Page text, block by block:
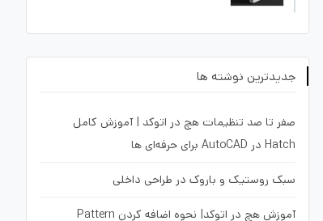
جدیدترین نوشته ها
صفر تا صد تنظیمات هچ در اتوکد | آموزش کامل
Hatch در AutoCAD برای حرفه‌ای ها
سبک روستیک و باروک در طراحی داخلی
آموزش هچ در اتوکد| نحوه اضافه کردن Pattern